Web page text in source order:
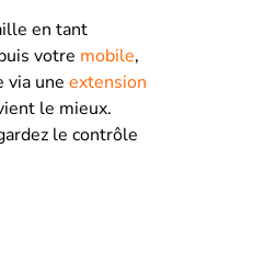
en tant
votre mobile,
via une extension
le mieux.
le contrôle